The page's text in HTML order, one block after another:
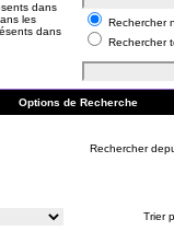
dans
les
dans
Rechercher
Rechercher
Options de Recherche
Rechercher
Trier